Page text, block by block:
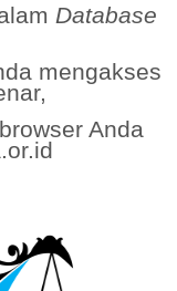
Database
mengakses
Anda